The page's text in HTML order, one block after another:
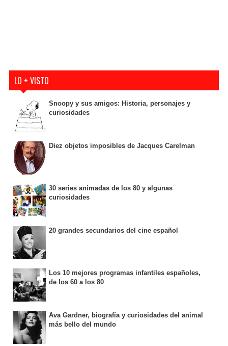
LO + VISTO
Snoopy y sus amigos: Historia, personajes y
curiosidades
Diez objetos imposibles de Jacques Carelman
30 series animadas de los 80 y algunas
curiosidades
20 grandes secundarios del cine español
Los 10 mejores programas infantiles españoles,
de los 60 a los 80
Ava Gardner, biografía y curiosidades del animal
más bello del mundo